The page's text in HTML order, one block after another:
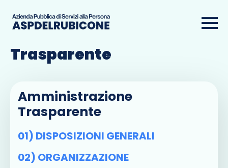
Amministrazione
Trasparente
Amministrazione
Trasparente
01) DISPOSIZIONI GENERALI
02) ORGANIZZAZIONE